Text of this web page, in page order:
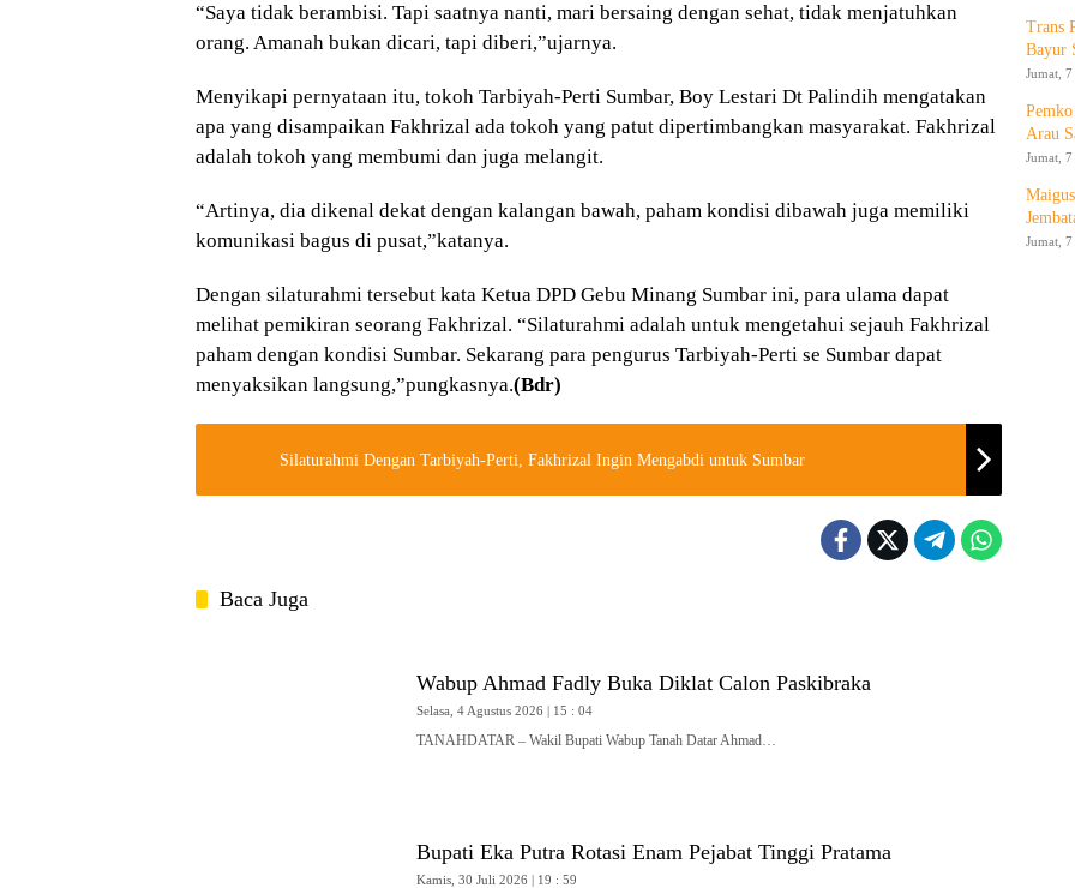
“Saya tidak berambisi. Tapi saatnya nanti, mari bersaing dengan sehat, tidak menjatuhkan
orang. Amanah bukan dicari, tapi diberi,”ujarnya.
Menyikapi pernyataan itu, tokoh Tarbiyah-Perti Sumbar, Boy Lestari Dt Palindih mengatakan
apa yang disampaikan Fakhrizal ada tokoh yang patut dipertimbangkan masyarakat. Fakhrizal
adalah tokoh yang membumi dan juga melangit.
“Artinya, dia dikenal dekat dengan kalangan bawah, paham kondisi dibawah juga memiliki
komunikasi bagus di pusat,”katanya.
Dengan silaturahmi tersebut kata Ketua DPD Gebu Minang Sumbar ini, para ulama dapat
melihat pemikiran seorang Fakhrizal. “Silaturahmi adalah untuk mengetahui sejauh Fakhrizal
paham dengan kondisi Sumbar. Sekarang para pengurus Tarbiyah-Perti se Sumbar dapat
menyaksikan langsung,”pungkasnya.(Bdr)
Silaturahmi Dengan Tarbiyah-Perti, Fakhrizal Ingin Mengabdi untuk Sumbar
Baca Juga
Wabup Ahmad Fadly Buka Diklat Calon Paskibraka
Selasa, 4 Agustus 2026 | 15 : 04
TANAHDATAR – Wakil Bupati Wabup Tanah Datar Ahmad…
Bupati Eka Putra Rotasi Enam Pejabat Tinggi Pratama
Kamis, 30 Juli 2026 | 19 : 59
Trans
Bayur
Jumat,
Arau
Jumat,
Jumat,